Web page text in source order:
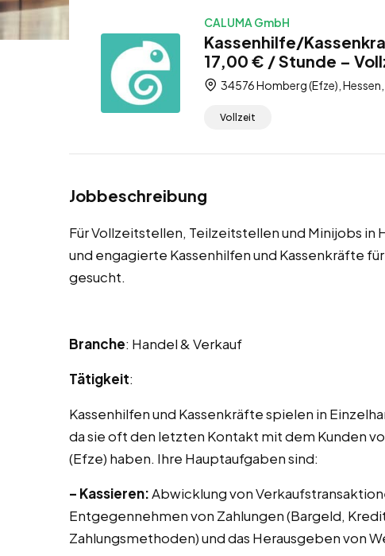
CALUMA GmbH
Kassenhilfe/
17,00 € / Stunde –
34576 Homberg (Efze),
Vollzeit
Jobbeschreibung
Für Vollzeitstellen, Teilzeitstellen und Minijobs in
und engagierte Kassenhilfen und Kassenkräfte
gesucht.
Branche: Handel & Verkauf
Tätigkeit:
Kassenhilfen und Kassenkräfte spielen in
da sie oft den letzten Kontakt mit dem Kunden
(Efze) haben. Ihre Hauptaufgaben sind:
– Kassieren:Abwicklung von
Entgegennehmen von Zahlungen (Bargeld,
Zahlungsmethoden) und das Herausgeben von